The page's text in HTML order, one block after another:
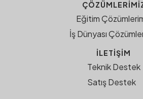
Eğitim
İş Dünyası
İLETİŞİM
Teknik Destek
Satış Destek